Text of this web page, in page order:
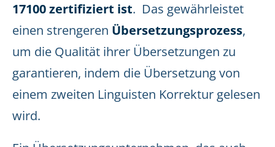
17100 zertifiziert ist. Das gewährleistet
einen strengeren Übersetzungsprozess,
um die Qualität ihrer Übersetzungen zu
garantieren, indem die Übersetzung von
einem zweiten Linguisten Korrektur gelesen
wird.